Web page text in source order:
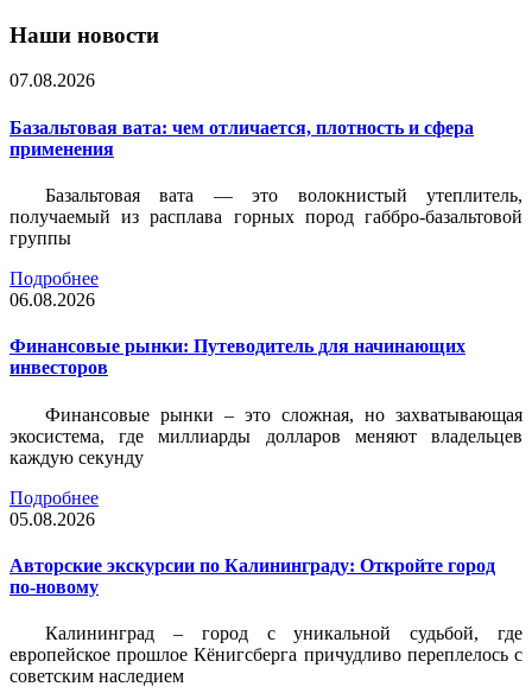
Наши новости
07.08.2026
Базальтовая вата: чем отличается, плотность и сфера
применения
Базальтовая вата — это волокнистый утеплитель,
получаемый из расплава горных пород габбро-базальтовой
группы
Подробнее
06.08.2026
Финансовые рынки: Путеводитель для начинающих
инвесторов
Финансовые рынки – это сложная, но захватывающая
экосистема, где миллиарды долларов меняют владельцев
каждую секунду
Подробнее
05.08.2026
Авторские экскурсии по Калининграду: Откройте город
по-новому
Калининград – город с уникальной судьбой, где
европейское прошлое Кёнигсберга причудливо переплелось с
советским наследием